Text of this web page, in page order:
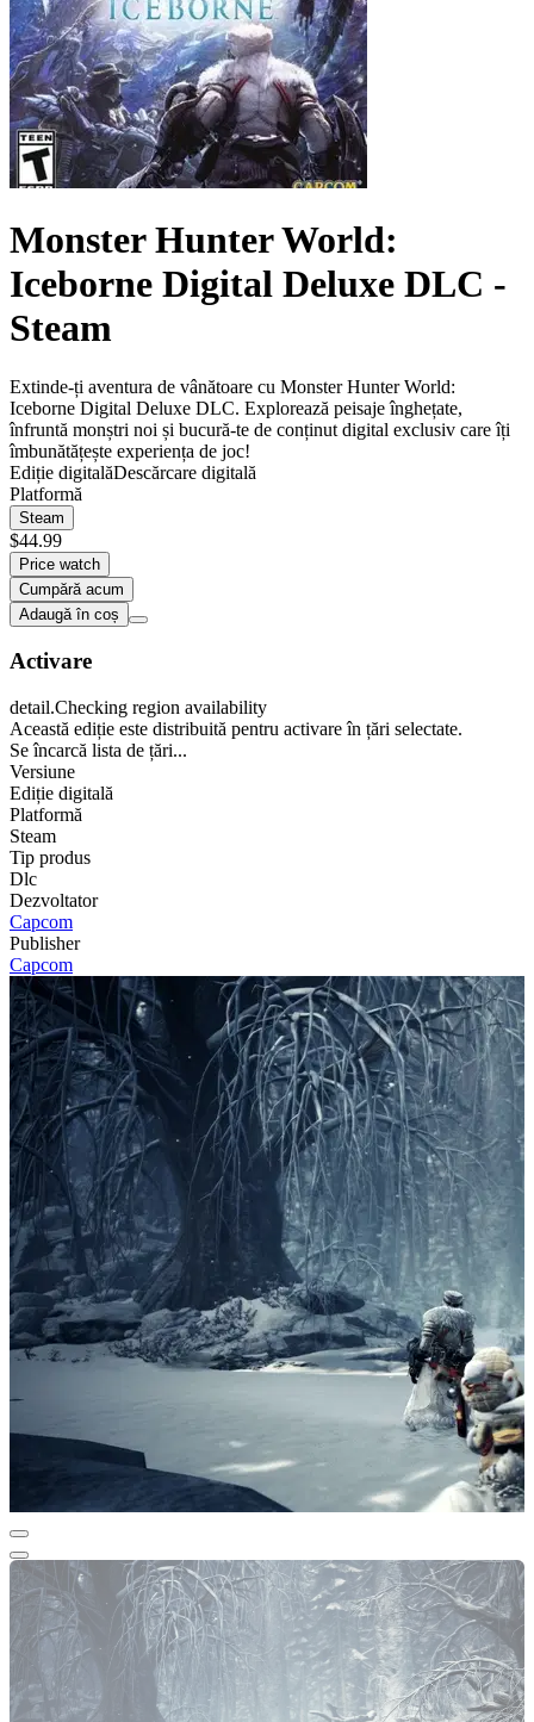
Monster Hunter World:
Iceborne Digital Deluxe DLC -
Steam
Extinde-ți aventura de vânătoare cu Monster Hunter World:
Iceborne Digital Deluxe DLC. Explorează peisaje înghețate,
înfruntă monștri noi și bucură-te de conținut digital exclusiv care îți
îmbunătățește experiența de joc!
Ediție digitalăDescărcare digitală
Platformă
Steam
$44.99
Price watch
Cumpără acum
Adaugă în coș
Activare
detail.Checking region availability
Această ediție este distribuită pentru activare în țări selectate.
Se încarcă lista de țări...
Versiune
Ediție digitală
Platformă
Steam
Tip produs
Dlc
Dezvoltator
Capcom
Publisher
Capcom